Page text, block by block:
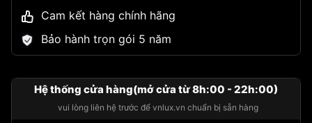
Cam kết hàng chính hãng
Bảo hành trọn gói 5 năm
Hệ thống cửa hàng(mở cửa từ 8h:00 - 22h:00)
vui lòng liên hệ trước để vnlux.vn chuẩn bị sẵn hàng